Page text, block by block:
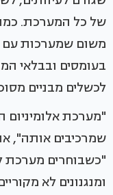
של כל המערכת. כמו
משום שמערכות עם
בעומסים ובבלאי
לכשלים מבניים
"מערכת אלומיניום
שמרכיבים אותה",
"כשבוחרים מערכת
ומנגנונים לא